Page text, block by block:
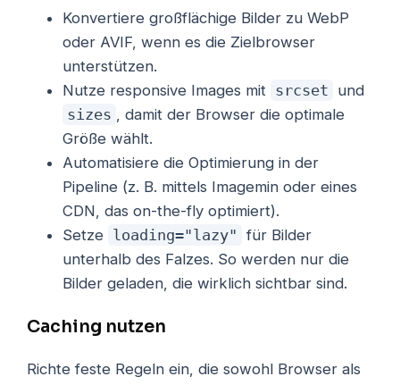
Konvertiere großflächige Bilder zu WebP
oder AVIF, wenn es die Zielbrowser
unterstützen.
Nutze responsive Images mit srcset und
sizes , damit der Browser die optimale
Größe wählt.
Automatisiere die Optimierung in der
Pipeline (z. B. mittels Imagemin oder eines
CDN, das on-the-fly optimiert).
Setze loading="lazy" für Bilder
unterhalb des Falzes. So werden nur die
Bilder geladen, die wirklich sichtbar sind.
Caching nutzen
Richte feste Regeln ein, die sowohl Browser als